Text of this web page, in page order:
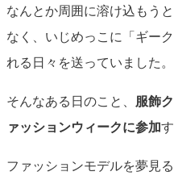
なんとか周囲に溶け込もう
なく、いじめっこに「ギー
れる日々を送っていました。
そんなある日のこと、 服飾
ァッションウィークに参加
ファッションモデルを夢見